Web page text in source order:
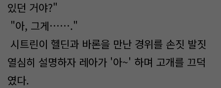
있던 거야?"
"아, 그게……."
시트린이 헬딘과 바론을 만난 경위를 손짓 발짓
열심히 설명하자 레아가 '아~' 하며 고개를 끄덕
였다.